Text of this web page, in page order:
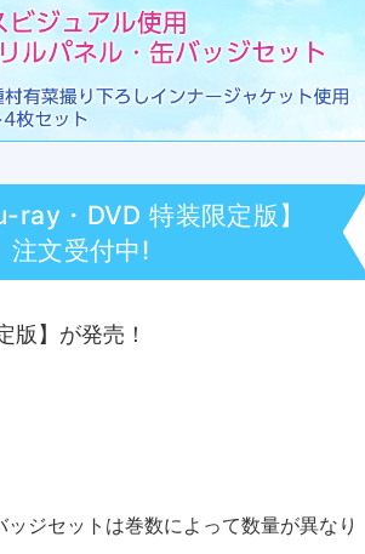
・DVD 特装限定版】
文受付中!
】が発売！
ジセットは巻数によって数量が異なり